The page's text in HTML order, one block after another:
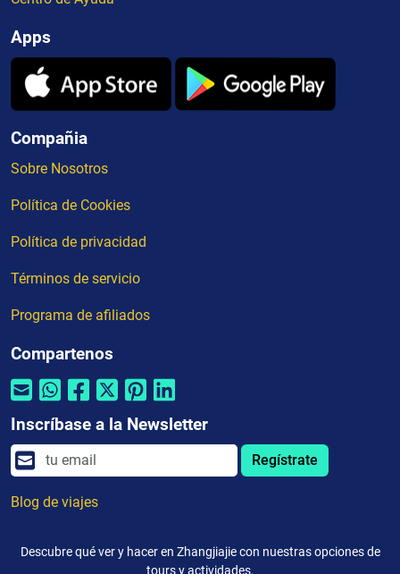
Apps
Compañia
Sobre Nosotros
Política de Cookies
Política de privacidad
Términos de servicio
Programa de afiliados
Compartenos
Inscríbase a la Newsletter
Regístrate
Blog de viajes
Descubre qué ver y hacer en Zhangjiajie con nuestras opciones de
tours y actividades.